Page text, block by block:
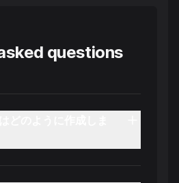
questions